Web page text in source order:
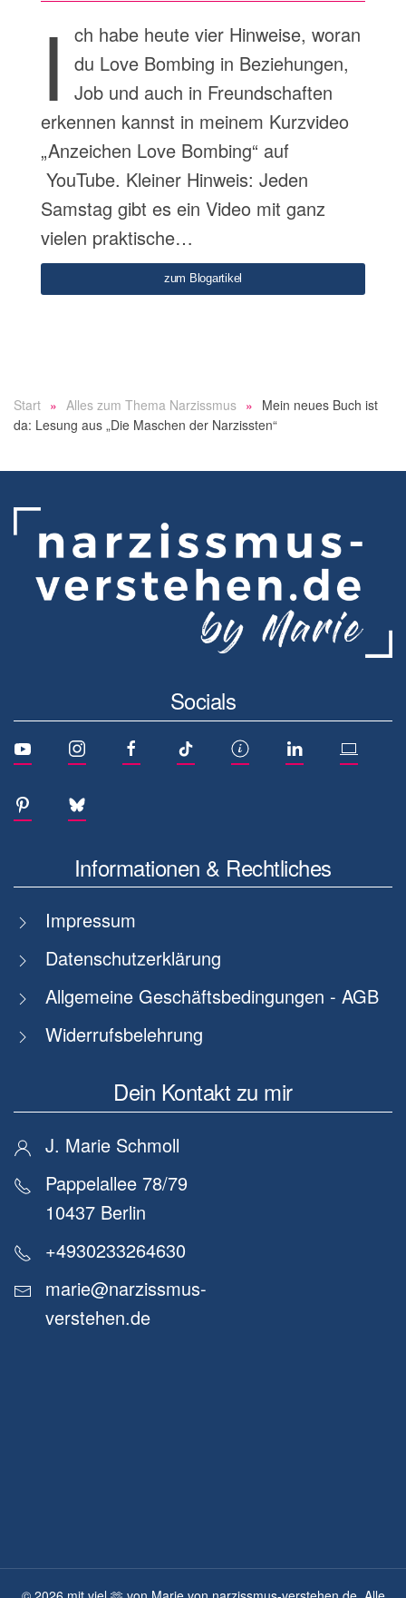
I
ch habe heute vier Hinweise, woran
du Love Bombing in Beziehungen,
Job und auch in Freundschaften
erkennen kannst in meinem Kurzvideo
„Anzeichen Love Bombing“ auf
YouTube. Kleiner Hinweis: Jeden
Samstag gibt es ein Video mit ganz
vielen praktische…
zum Blogartikel
Start Alles zum Thema Narzissmus
Mein neues Buch ist
da: Lesung aus „Die Maschen der Narzissten“
Socials
Informationen & Rechtliches
Impressum
Datenschutzerklärung
Allgemeine Geschäftsbedingungen - AGB
Widerrufsbelehrung
Dein Kontakt zu mir
J. Marie Schmoll
Pappelallee 78/79
10437 Berlin
+4930233264630
marie@narzissmus-
verstehen.de